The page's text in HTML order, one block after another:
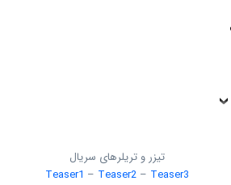
تیزر و تریلرهای سریال
Teaser1 – Teaser2 – Teaser3